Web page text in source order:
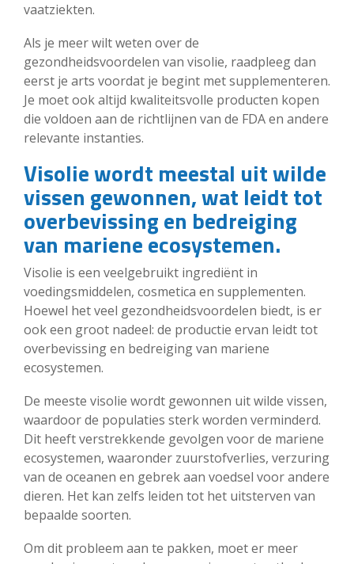
vaatziekten.
Als je meer wilt weten over de
gezondheidsvoordelen van visolie, raadpleeg dan
eerst je arts voordat je begint met supplementeren.
Je moet ook altijd kwaliteitsvolle producten kopen
die voldoen aan de richtlijnen van de FDA en andere
relevante instanties.
Visolie wordt meestal uit wilde
vissen gewonnen, wat leidt tot
overbevissing en bedreiging
van mariene ecosystemen.
Visolie is een veelgebruikt ingrediënt in
voedingsmiddelen, cosmetica en supplementen.
Hoewel het veel gezondheidsvoordelen biedt, is er
ook een groot nadeel: de productie ervan leidt tot
overbevissing en bedreiging van mariene
ecosystemen.
De meeste visolie wordt gewonnen uit wilde vissen,
waardoor de populaties sterk worden verminderd.
Dit heeft verstrekkende gevolgen voor de mariene
ecosystemen, waaronder zuurstofverlies, verzuring
van de oceanen en gebrek aan voedsel voor andere
dieren. Het kan zelfs leiden tot het uitsterven van
bepaalde soorten.
Om dit probleem aan te pakken, moet er meer